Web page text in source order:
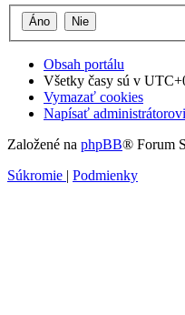
Obsah portálu
Všetky časy sú v
Vymazať cookies
Napísať administrátorovi
Založené na phpBB® Forum
Súkromie | Podmienky